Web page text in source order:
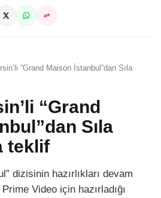
“Grand Maison İstanbul”dan Sıla
“Grand
Sıla
teklif
dizisinin hazırlıkları devam
Video için hazırladığı